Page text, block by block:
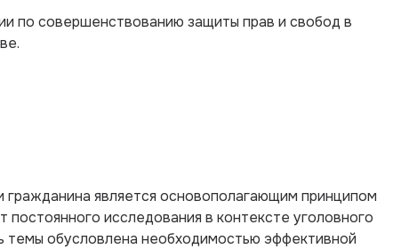
по совершенствованию защиты прав и свобод в
гражданина является основополагающим принципом
постоянного исследования в контексте уголовного
темы обусловлена необходимостью эффективной